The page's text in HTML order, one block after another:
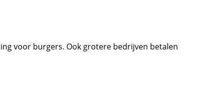
voor burgers. Ook grotere bedrijven betalen